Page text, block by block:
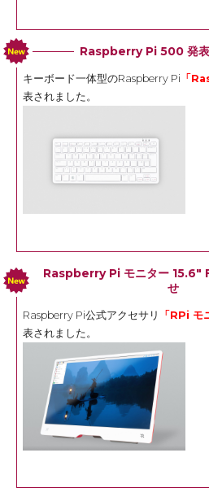
Raspberry Pi 500 発表
キーボード一体型のRaspberry Pi 「
表されました。
Raspberry Pi モニター 15.6"
せ
Raspberry Pi公式アクセサリ 「RPi モ
表されました。